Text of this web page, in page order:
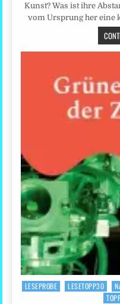
Kunst? Was ist ihre
vom Ursprung her eine
Posted
LESEPROBE LESETOPP30